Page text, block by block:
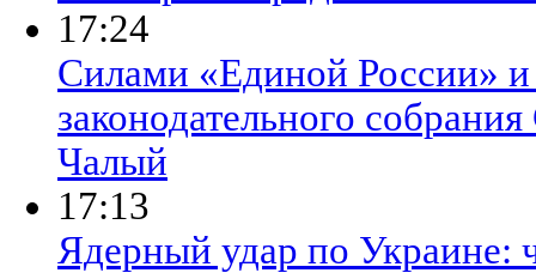
17:24
Силами «Единой России»
законодательного
Чалый
17:13
Ядерный удар по Украине: